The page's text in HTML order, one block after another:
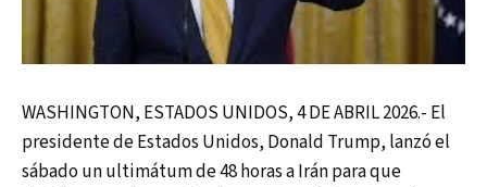
WASHINGTON, ESTADOS UNIDOS, 4 DE ABRIL 2026.- El
presidente de Estados Unidos, Donald Trump, lanzó el
sábado un ultimátum de 48 horas a Irán para que